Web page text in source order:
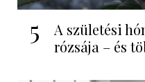
5
A születési
rózsája – és